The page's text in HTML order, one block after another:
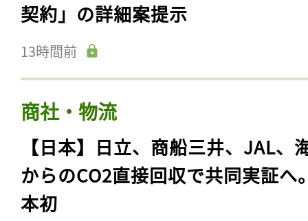
契約」の詳細案提示
13時間前
商社・物流
【日本】日立、商船三井、JAL、
からのCO2直接回収で共同実証へ
本初